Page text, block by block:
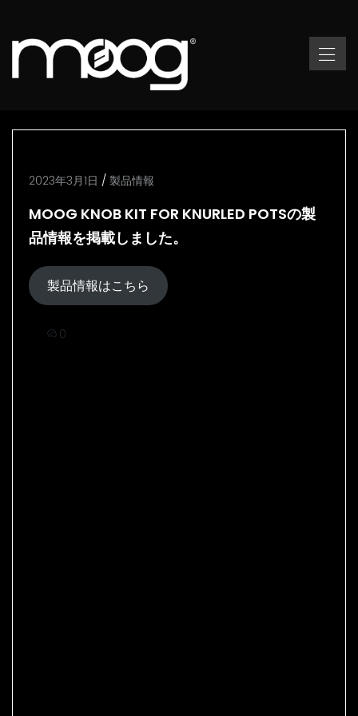
2023年3月1日 / 製品情報
MOOG KNOB KIT FOR KNURLED POTSの製
品情報を掲載しました。
製品情報はこちら
0